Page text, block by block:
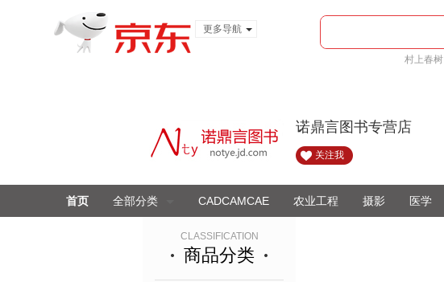
更多导航
村上春树
诺鼎言图书专营店
关注我
首页 全部分类 CADCAMCAE 农业工程 摄影 医学
CLASSIFICATION
商品分类